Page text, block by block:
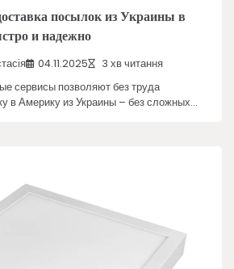
посылок из Украины в
и надежно
04.11.2025 3 хв читання
сервисы позволяют без труда
в Америку из Украины – без сложных…